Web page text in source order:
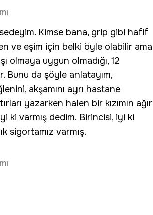
Kimse bana, grip gibi hafif
ve eşim için belki öyle olabilir ama
olmaya uygun olmadığı, 12
Bunu da şöyle anlatayım,
akşamını ayrı hastane
yazarken halen bir kızımın ağır
ki varmış dedim. Birincisi, iyi ki
sigortamız varmış.